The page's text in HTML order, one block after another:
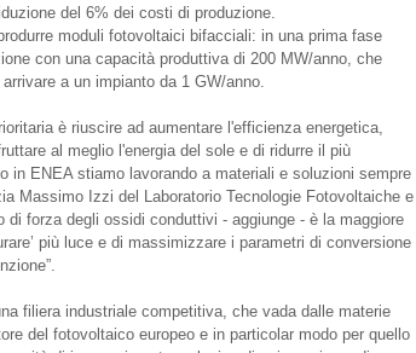
del 6% dei costi di produzione.
moduli fotovoltaici bifacciali: in una prima fase
con una capacità produttiva di 200 MW/anno, che
a un impianto da 1 GW/anno.
è riuscire ad aumentare l'efficienza energetica,
al meglio l'energia del sole e di ridurre il più
in ENEA stiamo lavorando a materiali e soluzioni sempre
Massimo Izzi del Laboratorio Tecnologie Fotovoltaiche e
di forza degli ossidi conduttivi - aggiunge - è la maggiore
più luce e di massimizzare i parametri di conversione
filiera industriale competitiva, che vada dalle materie
del fotovoltaico europeo e in particolar modo per quello